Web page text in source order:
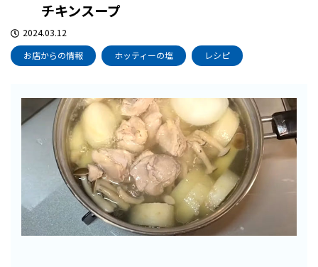
チキンスープ
2024.03.12
お店からの情報
ホッティーの塩 レシピ